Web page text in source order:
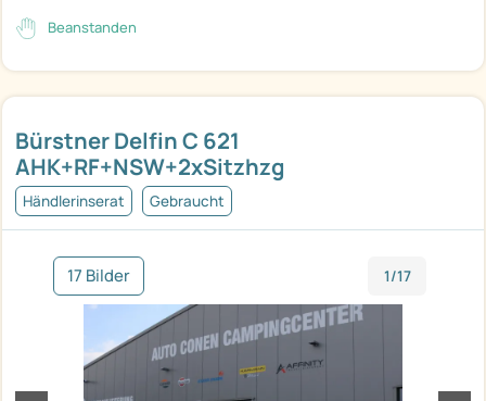
Bürstner Delfin C 621
AHK+RF+NSW+2xSitzhzg
Händlerinserat Gebraucht
17 Bilder 1/17
Beanstanden